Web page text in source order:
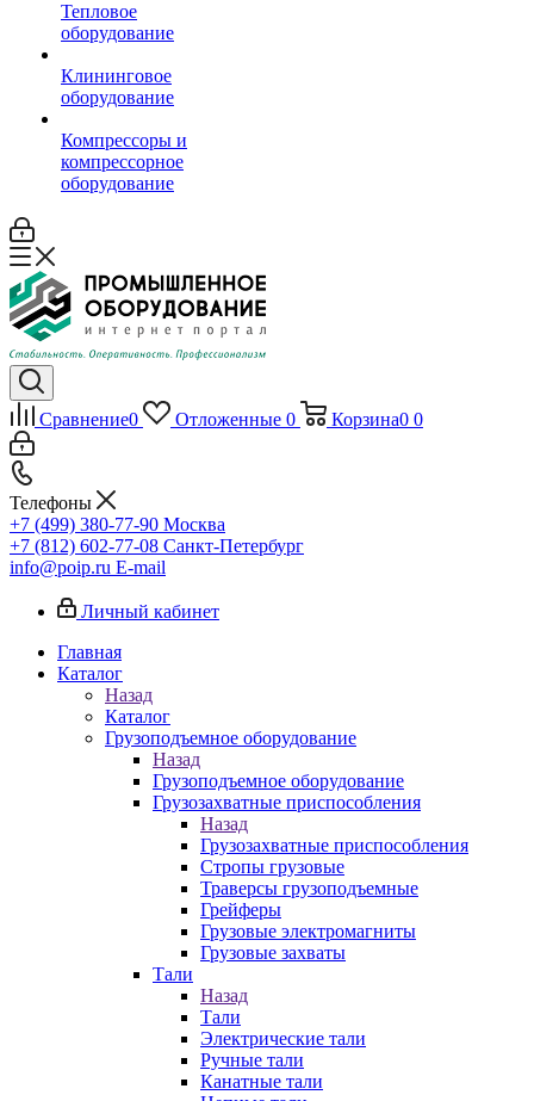
Тепловое
оборудование
Клининговое
оборудование
Компрессоры и
компрессорное
оборудование
Сравнение0 Отложенные 0 Корзина0 0
Телефоны
+7 (499) 380-77-90 Москва
+7 (812) 602-77-08 Санкт-Петербург
info@poip.ru E-mail
Личный кабинет
Главная
Каталог
Назад
Каталог
Грузоподъемное оборудование
Назад
Грузоподъемное оборудование
Грузозахватные приспособления
Назад
Грузозахватные приспособления
Стропы грузовые
Траверсы грузоподъемные
Грейферы
Грузовые электромагниты
Грузовые захваты
Тали
Назад
Тали
Электрические тали
Ручные тали
Канатные тали